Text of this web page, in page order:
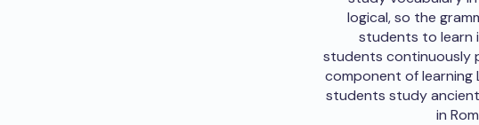
logical, so the
students to learn
students continuously
component of learning
students study
in